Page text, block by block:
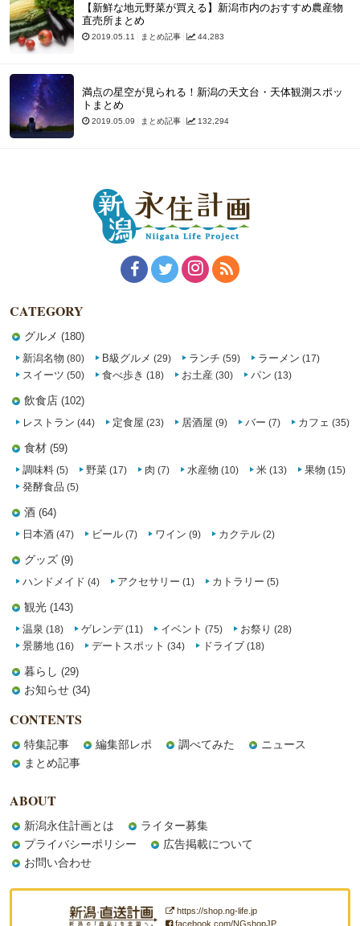
【新鮮な地元野菜が買える】新潟市内のおすすめ農産物
直売所まとめ
2019.05.11 まとめ記事 44,283
満点の星空が見られる！新潟の天文台・天体観測スポッ
トまとめ
2019.05.09 まとめ記事 132,294
CATEGORY
グルメ (180)
新潟名物 (80) B級グルメ (29) ランチ (59) ラーメン (17)
スイーツ (50) 食べ歩き (18) お土産 (30) パン (13)
飲食店 (102)
レストラン (44) 定食屋 (23) 居酒屋 (9) バー (7) カフェ (35)
食材 (59)
調味料 (5) 野菜 (17) 肉 (7) 水産物 (10) 米 (13) 果物 (15)
発酵食品 (5)
酒 (64)
日本酒 (47) ビール (7) ワイン (9) カクテル (2)
グッズ (9)
ハンドメイド (4) アクセサリー (1) カトラリー (5)
観光 (143)
温泉 (18) ゲレンデ(11) イベント (75) お祭り (28)
景勝地 (16) デートスポット (34) ドライブ (18)
暮らし (29)
お知らせ (34)
CONTENTS
特集記事 編集部レポ 調べてみた
ニュース
まとめ記事
ABOUT
新潟永住計画とは
ライター募集
プライバシーポリシー
広告掲載について
お問い合わせ
https://shop.ng-life.jp
facebook.com/NGshopJP